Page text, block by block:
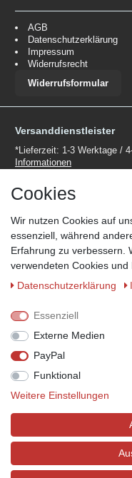
AGB
Datenschutzerklärung
Impressum
Widerrufsrecht
Widerrufsformular
Versanddienstleister
*Lieferzeit: 1-3 Werktage /
Informationen
Zahlungsmöglichkeiten
Wir behalten uns das
Zahlungsarten
© Copyright 2026
Cookies
Wir nutzen Cookies auf
essenziell, während
Erfahrung zu verbessern.
verwendeten Cookies
Daten­schutz­erklärung
Essenziell
Externe Medien
PayPal
Funktional
Weitere Einstellungen